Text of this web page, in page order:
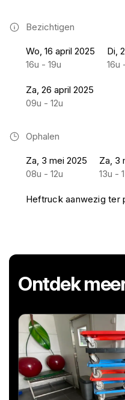
Bezichtigen
Wo, 16 april 2025
16u - 19u
Di,
16u
Za, 26 april 2025
09u - 12u
Ophalen
Za, 3 mei 2025
08u - 12u
Za, 3
13u -
Heftruck aanwezig ter
Ontdek